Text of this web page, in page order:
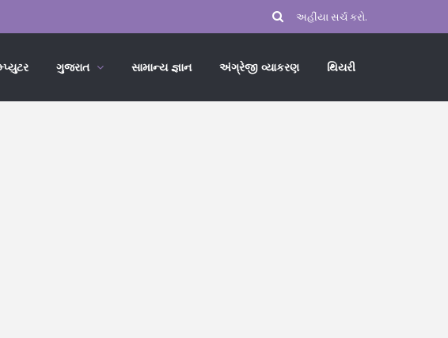
ગુજરાત સામાન્ય જ્ઞાન અંગ્રેજી વ્યાકરણ થિયરી